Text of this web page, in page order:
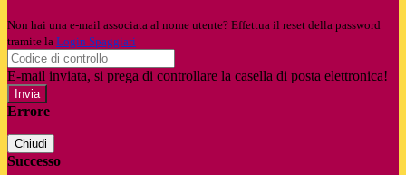
Non hai una e-mail associata al nome utente? Effettua il reset della password
tramite la Login Spaggiari
E-mail inviata, si prega di controllare la casella di posta elettronica!
Errore
Chiudi
Successo